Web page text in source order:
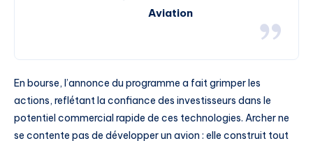
Aviation
En bourse, l’annonce du programme a fait grimper les
actions, reflétant la confiance des investisseurs dans le
potentiel commercial rapide de ces technologies. Archer ne
se contente pas de développer un avion : elle construit tout